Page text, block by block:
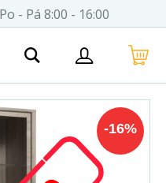
- Pá 8:00 - 16:00
-16%